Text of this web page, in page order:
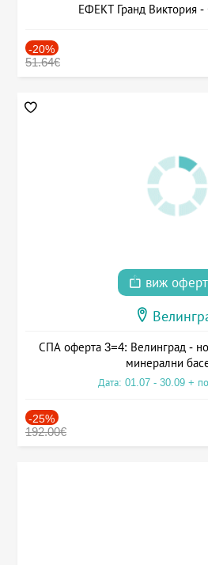
ЕФЕКТ Гранд Виктория -
-20%
51.64€
виж
СПА оферта 3=4: Велинград -
минерални
Дата: 01.07 - 30.09 +
-25%
192.00€